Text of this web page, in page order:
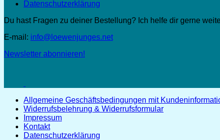
Datenschutzerklärung
Du hast Fragen zu deiner Bestellung? Ich helfe dir gerne
E-mail: info@loewenjunges.net
Newsletter abonnieren!
Allgemeine Geschäftsbedingungen mit
Widerrufsbelehrung & Widerrufsformular
Impressum
Kontakt
Datenschutzerklärung